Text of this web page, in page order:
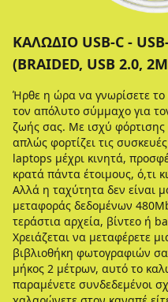
ΚΑΛΏΔΙΟ USB-C -
(BRAIDED, USB 2.0,
Ήρθε η ώρα να γνωρίσετε το
τον απόλυτο σύμμαχο για
ζωής σας. Με ισχύ φόρτισης
απλώς φορτίζει τις
laptops μέχρι κινητά,
κρατά πάντα έτοιμους, ό,τι
Αλλά η ταχύτητα δεν είναι
μεταφοράς δεδομένων
τεράστια αρχεία, βίντεο ή
Χρειάζεται να μεταφέρετε
βιβλιοθήκη φωτογραφιών
μήκος 2 μέτρων, αυτό το
παραμένετε συνδεδεμένοι